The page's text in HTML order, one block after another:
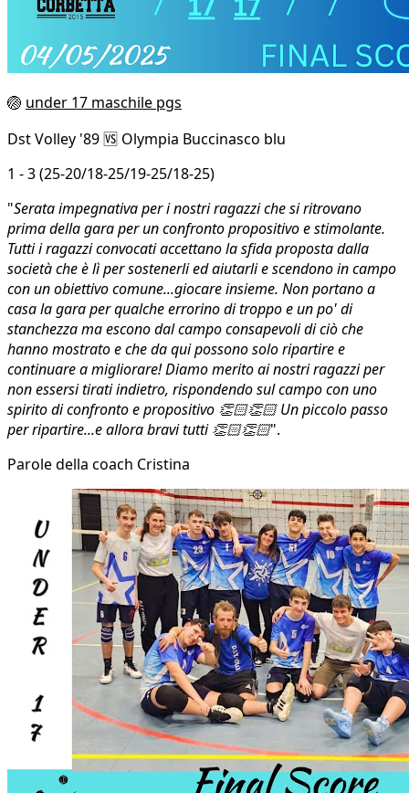
🏐 under 17 maschile pgs
Dst Volley '89 🆚 Olympia Buccinasco blu
1 - 3 (25-20/18-25/19-25/18-25)
"Serata impegnativa per i nostri ragazzi che si ritrovano
prima della gara per un confronto propositivo e stimolante.
Tutti i ragazzi convocati accettano la sfida proposta dalla
società che è lì per sostenerli ed aiutarli e scendono in campo
con un obiettivo comune...giocare insieme. Non portano a
casa la gara per qualche errorino di troppo e un po' di
stanchezza ma escono dal campo consapevoli di ciò che
hanno mostrato e che da qui possono solo ripartire e
continuare a migliorare! Diamo merito ai nostri ragazzi per
non essersi tirati indietro, rispondendo sul campo con uno
spirito di confronto e propositivo 👏🏻👏🏻 Un piccolo passo
per ripartire...e allora bravi tutti 👏🏻👏🏻".
Parole della coach Cristina